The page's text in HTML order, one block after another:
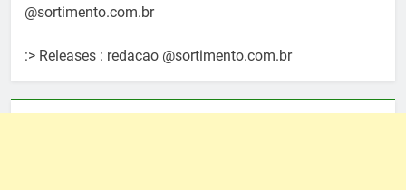
@sortimento.com.br
:> Releases : redacao @sortimento.com.br